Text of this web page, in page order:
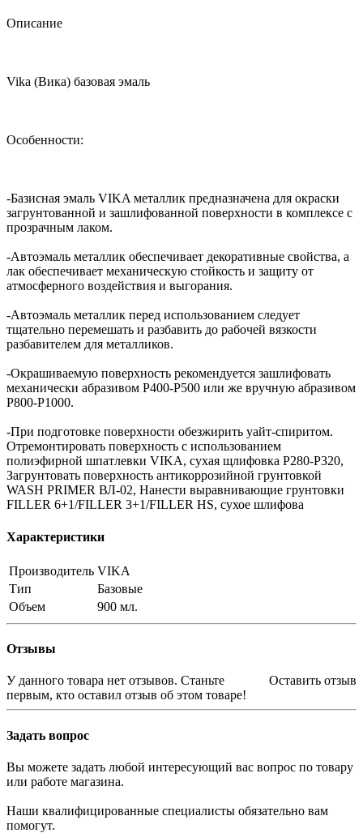
Описание
Vika (Вика) базовая эмаль
Особенности:
-Базисная эмаль VIKA металлик предназначена для окраски
загрунтованной и зашлифованной поверхности в комплексе с
прозрачным лаком.
-Автоэмаль металлик обеспечивает декоративные свойства, а
лак обеспечивает механическую стойкость и защиту от
атмосферного воздействия и выгорания.
-Автоэмаль металлик перед использованием следует
тщательно перемешать и разбавить до рабочей вязкости
разбавителем для металликов.
-Окрашиваемую поверхность рекомендуется зашлифовать
механически абразивом Р400-Р500 или же вручную абразивом
Р800-Р1000.
-При подготовке поверхности обезжирить уайт-спиритом.
Отремонтировать поверхность с использованием
полиэфирной шпатлевки VIKA, сухая щлифовка P280-P320,
Загрунтовать поверхность антикоррозийной грунтовкой
WASH PRIMER ВЛ-02, Нанести выравнивающие грунтовки
FILLER 6+1/FILLER 3+1/FILLER HS, сухое шлифова
Характеристики
Производитель VIKA
Тип
Базовые
Объем
900 мл.
Отзывы
Оставить отзыв
У данного товара нет отзывов. Станьте
первым, кто оставил отзыв об этом товаре!
Задать вопрос
Вы можете задать любой интересующий вас вопрос по товару
или работе магазина.
Наши квалифицированные специалисты обязательно вам
помогут.